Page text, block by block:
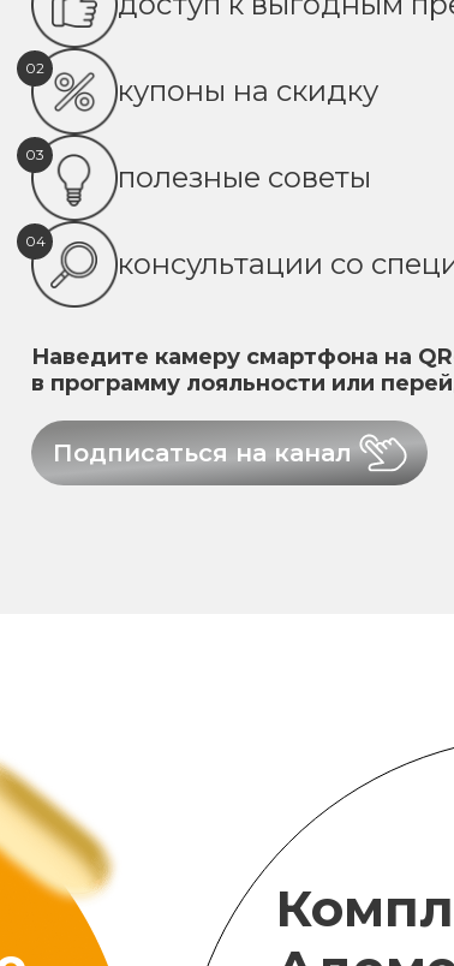
02
купоны на скидку
03
полезные советы
04
консультации со
Наведите камеру смартфона на
в программу лояльности или
Подписаться на канал